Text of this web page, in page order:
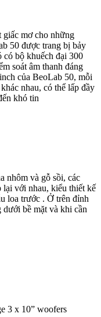
mơ cho những
50 được trang bị bảy
bộ khuếch đại 300
soát âm thanh đáng
của BeoLab 50, mỗi
nhau, có thể lấp đầy
khó tin
nhôm và gỗ sồi, các
lại với nhau, kiểu thiết kế
loa trước . Ở trên đỉnh
dưới bề mặt và khi cần
3 x 10” woofers